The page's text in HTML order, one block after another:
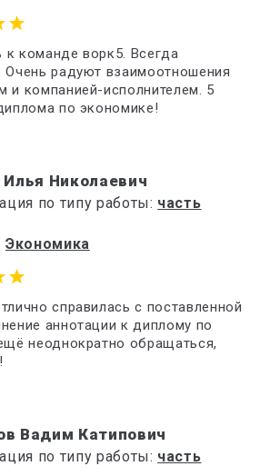
команде ворк5. Всегда
Очень радуют взаимоотношения
и компанией-исполнителем. 5
по экономике!
Илья Николаевич
по типу работы: часть
Экономика
справилась с поставленной
аннотации к диплому по
неоднократно обращаться,
Вадим Катипович
по типу работы: часть